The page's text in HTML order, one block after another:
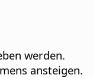
werden.
ansteigen.